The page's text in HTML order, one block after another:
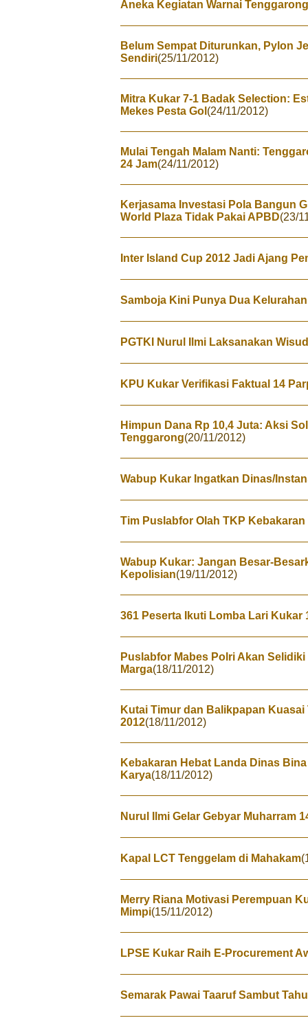
Aneka Kegiatan Warnai
Belum Sempat Diturunkan, Pylon
Sendiri(25/11/2012)
Mitra Kukar 7-1 Badak Selection:
Mekes Pesta Gol (24/11/2012)
Mulai Tengah Malam Nanti:
24 Jam(24/11/2012)
Kerjasama Investasi Pola Bangun
World Plaza Tidak Pakai APBD(23/
Inter Island Cup 2012 Jadi Ajang
Samboja Kini Punya Dua
PGTKI Nurul Ilmi Laksanakan
KPU Kukar Verifikasi Faktual 14
Himpun Dana Rp 10,4 Juta: Aksi
Tenggarong(20/11/2012)
Wabup Kukar Ingatkan Dinas/
Tim Puslabfor Olah TKP
Wabup Kukar: Jangan Besar-
Kepolisian(19/11/2012)
361 Peserta Ikuti Lomba Lari Kukar
Puslabfor Mabes Polri Akan
Marga(18/11/2012)
Kutai Timur dan Balikpapan
2012(18/11/2012)
Kebakaran Hebat Landa Dinas
Karya(18/11/2012)
Nurul Ilmi Gelar Gebyar Muharram
Kapal LCT Tenggelam di Mahakam
Merry Riana Motivasi Perempuan
Mimpi(15/11/2012)
LPSE Kukar Raih E-Procurement
Semarak Pawai Taaruf Sambut